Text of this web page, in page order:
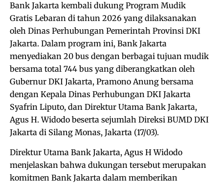
Bank Jakarta kembali dukung Program Mudik
Gratis Lebaran di tahun 2026 yang dilaksanakan
oleh Dinas Perhubungan Pemerintah Provinsi DKI
Jakarta. Dalam program ini, Bank Jakarta
menyediakan 20 bus dengan berbagai tujuan mudik
bersama total 744 bus yang diberangkatkan oleh
Gubernur DKI Jakarta, Pramono Anung bersama
dengan Kepala Dinas Perhubungan DKI Jakarta
Syafrin Liputo, dan Direktur Utama Bank Jakarta,
Agus H. Widodo beserta sejumlah Direksi BUMD DKI
Jakarta di Silang Monas, Jakarta (17/03).
Direktur Utama Bank Jakarta, Agus H Widodo
menjelaskan bahwa dukungan tersebut merupakan
komitmen Bank Jakarta dalam memberikan